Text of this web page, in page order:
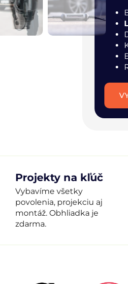
Projekty na kľúč
Vybavíme všetky
povolenia, projekciu aj
montáž. Obhliadka je
zdarma.